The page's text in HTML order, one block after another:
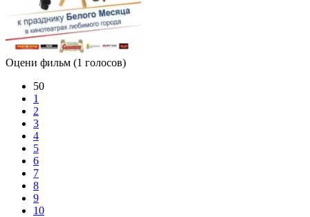
Оцени фильм (1 голосов)
50
1
2
3
4
5
6
7
8
9
10